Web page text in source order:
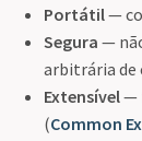
Portátil—
Segura —
arbitrária de
Extensível—
(Common